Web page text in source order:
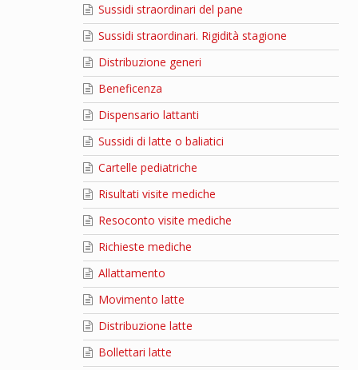
Sussidi straordinari del pane
Sussidi straordinari. Rigidità stagione
Distribuzione generi
Beneficenza
Dispensario lattanti
Sussidi di latte o baliatici
Cartelle pediatriche
Risultati visite mediche
Resoconto visite mediche
Richieste mediche
Allattamento
Movimento latte
Distribuzione latte
Bollettari latte